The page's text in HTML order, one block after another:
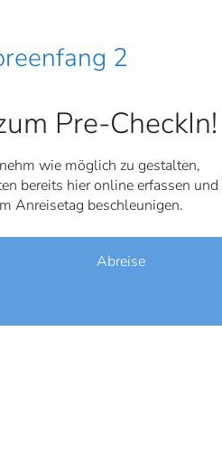
2
Pre-CheckIn!
wie möglich zu gestalten,
bereits hier online erfassen und
Anreisetag beschleunigen.
Abreise